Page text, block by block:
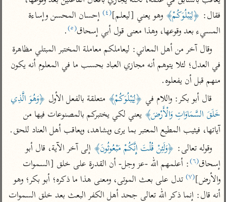
تفسير ابن تيمية
عامّة
تفسير السمعاني
تفسير مكّي
محاسن التأويل
للقاسمي
تفسير الثعالبي
تفسير السمرقندي
تفسير الثعلبي
لغة وبلاغة
التحرير والتنوير
المحرر الوجيز لابن
البحر المحيط لأبي
حيان
البسيط للواحدي
تفسير أبي السعود
الكشاف للزمخشري
تفسير البيضاوي
الوجيز للواحدي
تفسير ابن أبي زمنين
آثار
موسوعة التفسير
المأثور
الدر المنثور
تفسير ابن أبي حاتم
تفسير مقاتل
تفسير قتادة
فقال: ﴿لِيَبْلُوَكُمْ﴾ وهو يعني [ليعلم](٤)
المسيء بعد وقوعها، وهذا معنى قول أبي إسحاق(٥) .
منهم قبل أن يفعلوه.
قال أبو بكر: واللام في ﴿لِيَبْلُوَكُمْ﴾ متعلقة بالفعل الأول
خَلَقَ السَّمَاوَاتِ وَالْأَرْضَ﴾
آياتها، فيثيب المطيع المعتبر بما يرى ويشاهد، ويعاقب أهل العناد للحق.
وقوله تعالى: ﴿وَلَئِنْ قُلْتَ إِنَّكُمْ مَبْعُوثُونَ﴾
إلى آخر الآية، قال أبو
إسحاق(٦)
والأرض](٧)
تدل على بعث الموتى، ومعنى هذا ما ذكره؛ أبو بكر؛ وهو